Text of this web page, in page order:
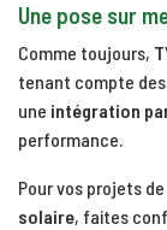
Une pose sur
Comme toujours,
tenant compte
une intégration
performance.
Pour vos projets de
solaire, faites